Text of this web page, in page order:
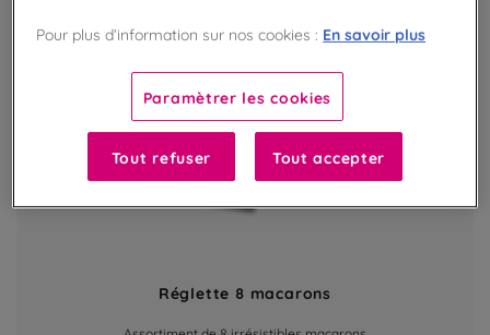
Réglette 8 macarons
Pour plus d’information sur nos cookies : En savoir plus
Paramètrer les cookies
Tout refuser Tout accepter